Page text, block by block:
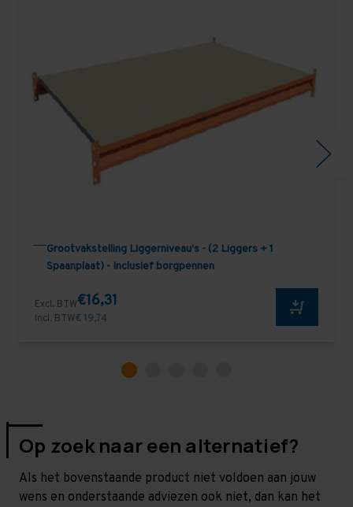
Grootvakstelling Liggerniveau's - (2 Liggers + 1
Spaanplaat) - Inclusief borgpennen
Excl. BTW€16,31
Incl. BTW€ 19,74
Op zoek naar een alternatief?
Als het bovenstaande product niet voldoen aan jouw
wens en onderstaande adviezen ook niet, dan kan het